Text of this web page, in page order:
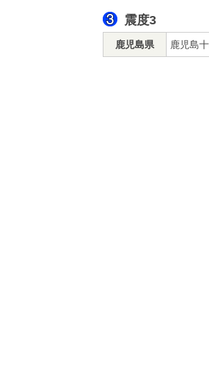
震度3
鹿児島県 鹿児島